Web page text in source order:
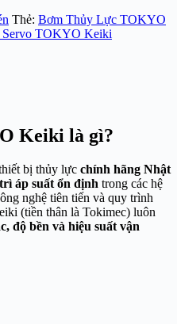
Thẻ: Bơm Thủy Lực TOKYO
Servo TOKYO Keiki
Keiki là gì?
bị thủy lực chính hãng Nhật
áp suất ổn định trong các hệ
nghệ tiên tiến và quy trình
(tiền thân là Tokimec) luôn
độ bền và hiệu suất vận